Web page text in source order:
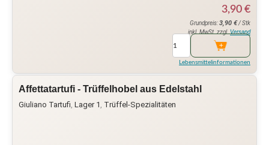
3,90 €
Grundpreis:3,90 €/ Stk
inkl. MwSt. zzgl. Versand
Lebensmittelinformationen
Affettatartufi - Trüffelhobel aus Edelstahl
Giuliano Tartufi, Lager 1 , Trüffel-Spezialitäten